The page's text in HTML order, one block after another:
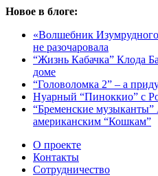
Новое в блоге:
«Волшебник Изумрудного
не разочаровала
“Жизнь Кабачка” Клода
доме
“Головоломка 2” – а
Нуарный “Пиноккио” с
“Бременские
американским “Кошкам”
О проекте
Контакты
Сотрудничество